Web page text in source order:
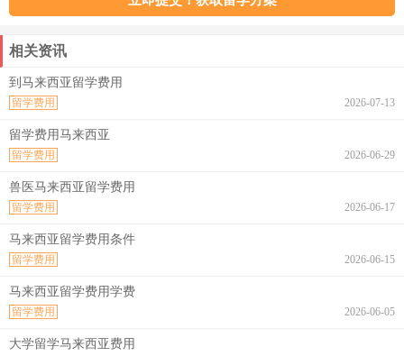
相关资讯
到马来西亚留学费用
2026-07-13
留学费用
留学费用马来西亚
2026-06-29
留学费用
兽医马来西亚留学费用
2026-06-17
留学费用
马来西亚留学费用条件
2026-06-15
留学费用
马来西亚留学费用学费
2026-06-05
留学费用
大学留学马来西亚费用